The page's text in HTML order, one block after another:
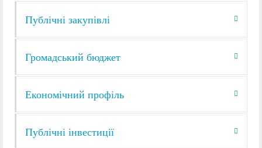
Публічні закупівлі
Громадський бюджет
Економічний профіль
Публічні інвестиції